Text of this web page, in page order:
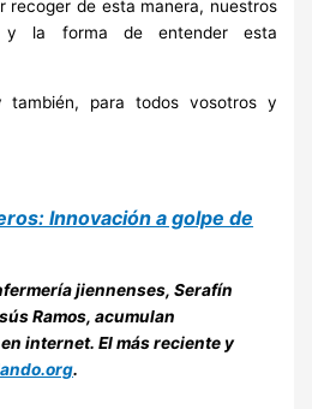
recoger de esta manera, nuestros
y la forma de entender esta
también, para todos vosotros y
Innovación a golpe de
jiennenses, Serafín
Ramos, acumulan
internet. El más reciente y
.